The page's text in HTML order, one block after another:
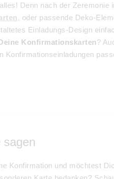
Denn nach der Zeremonie
, oder passende Deko-
Einladungs-Design
Konfirmationskarten?
Konfirmationseinladungen
sagen
Konfirmation und möchtest